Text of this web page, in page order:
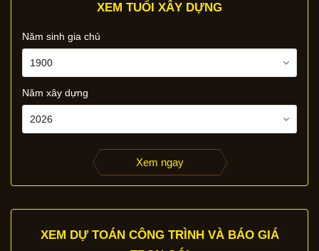
XEM TUỔI XÂY DỰNG
Năm sinh gia chủ
Năm xây dựng
Xem ngay
XEM DỰ TOÁN CÔNG TRÌNH VÀ BÁO GIÁ